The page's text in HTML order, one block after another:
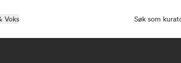
Voks Søk som